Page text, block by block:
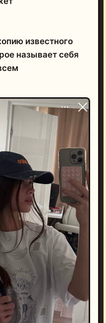
известного
называет себя